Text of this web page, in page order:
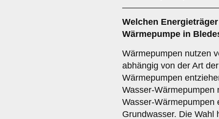
Welchen Energieträger
Wärmepumpe in
Wärmepumpen nutzen
abhängig von der Art
Wärmepumpen
Wasser-Wärmepumpen
Wasser-Wärmepumpen
Grundwasser. Die Wahl